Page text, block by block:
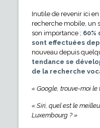
Inutile de revenir ici
recherche mobile, un
son importance ; 60%
sont effectuées
nouveau depuis
tendance se
de la recherche
« Google, trouve-moi le
« Siri, quel est le
Luxembourg ? »